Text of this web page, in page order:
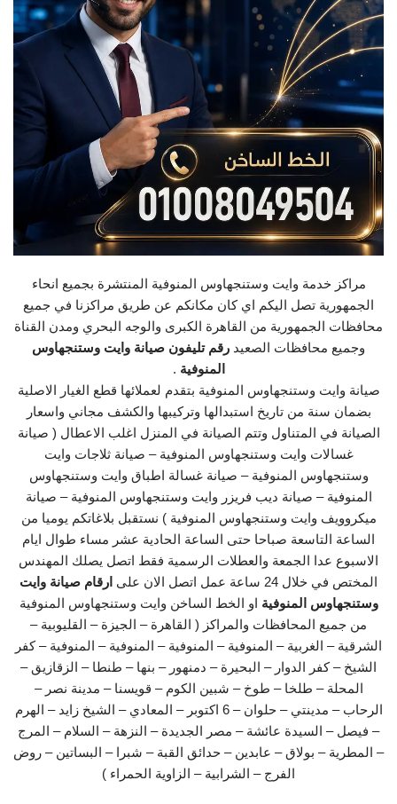
مراكز خدمة وايت وستنجهاوس المنوفية المنتشرة بجميع انحاء
الجمهورية تصل اليكم اي كان مكانكم عن طريق مراكزنا في جميع
محافظات الجمهورية من القاهرة الكبرى والوجه البحري ومدن القناة
وجميع محافظات الصعيد رقم تليفون صيانة وايت وستنجهاوس
المنوفية .
صيانة وايت وستنجهاوس المنوفية بتقدم لعملائها قطع الغيار الاصلية
بضمان سنة من تاريخ استبدالها وتركيبها والكشف مجاني واسعار
الصيانة في المتناول وتتم الصيانة في المنزل اغلب الاعطال ( صيانة
غسالات وايت وستنجهاوس المنوفية – صيانة ثلاجات وايت
وستنجهاوس المنوفية – صيانة غسالة اطباق وايت وستنجهاوس
المنوفية – صيانة ديب فريزر وايت وستنجهاوس المنوفية – صيانة
ميكروويف وايت وستنجهاوس المنوفية ) نستقبل بلاغاتكم يوميا من
الساعة التاسعة صباحا حتى الساعة الحادية عشر مساء طوال ايام
الاسبوع عدا الجمعة والعطلات الرسمية فقط اتصل يصلك المهندس
المختص في خلال 24 ساعة عمل اتصل الان على
ارقام صيانة وايت
وستنجهاوس المنوفية او الخط الساخن وايت وستنجهاوس المنوفية
من جميع المحافظات والمراكز ( القاهرة – الجيزة – القليوبية –
الشرقية – الغربية – المنوفية – المنوفية – المنوفية – المنوفية – كفر
الشيخ – كفر الدوار – البحيرة – دمنهور – بنها – طنطا – الزقازيق –
المحلة – طلخا – طوخ – شبين الكوم – قويسنا – مدينة نصر –
الرحاب – مدينتي – حلوان – 6 اكتوبر – المعادي – الشيخ زايد – الهرم
– فيصل – السيدة عائشة – مصر الجديدة – النزهة – السلام – المرج
– المطرية – بولاق – عابدين – حدائق القبة – شبرا – البساتين – روض
الفرج – الشرابية – الزاوية الحمراء )